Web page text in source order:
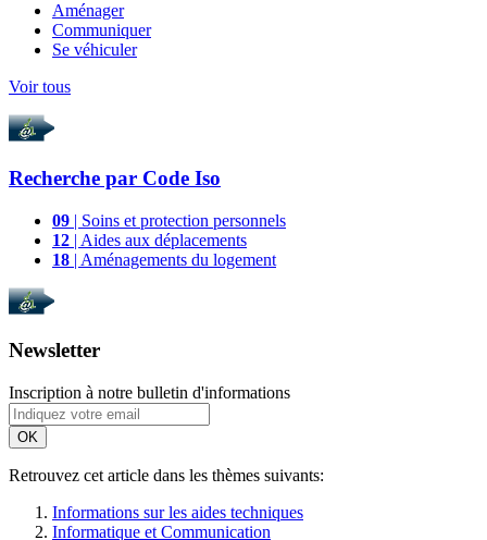
Aménager
Communiquer
Se véhiculer
Voir tous
Recherche par Code Iso
09 | Soins et protection personnels
12 | Aides aux déplacements
18 | Aménagements du logement
Newsletter
Inscription à notre bulletin d'informations
OK
Retrouvez cet article dans les thèmes suivants:
Informations sur les aides techniques
Informatique et Communication